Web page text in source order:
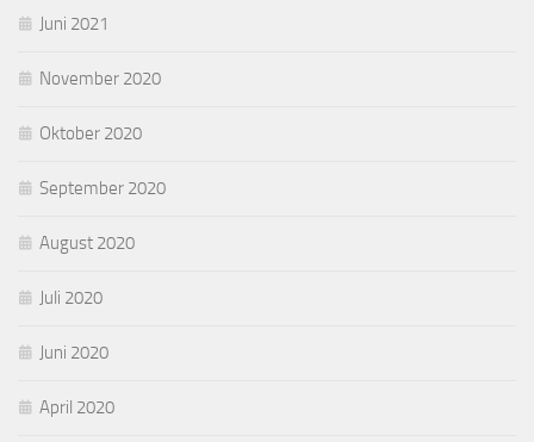
Juni 2021
November 2020
Oktober 2020
September 2020
August 2020
Juli 2020
Juni 2020
April 2020